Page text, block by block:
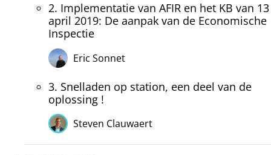
2. Implementatie van AFIR en het KB van 13
april 2019: De aanpak van de Economische
Inspectie
Eric Sonnet
3. Snelladen op station, een deel van de
oplossing !
Steven Clauwaert